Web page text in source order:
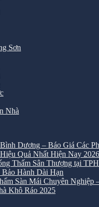
Sơn
Nhà
Dương – Báo Giá Các
Quả Nhất Hiện Nay 2026
Thấm Sân Thượng tại
Bảo Hành Dài Hạn
Sàn Mái Chuyên Nghiệp
Khô Ráo 2025